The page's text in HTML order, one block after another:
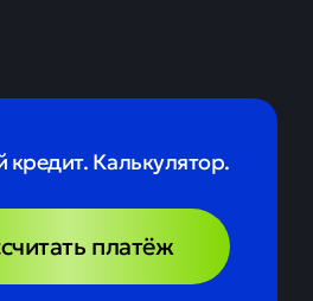
кредит. Калькулятор.
платёж